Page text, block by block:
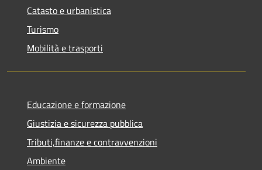
Catasto e urbanistica
Turismo
Mobilità e trasporti
Educazione e formazione
Giustizia e sicurezza pubblica
Tributi,finanze e contravvenzioni
Ambiente